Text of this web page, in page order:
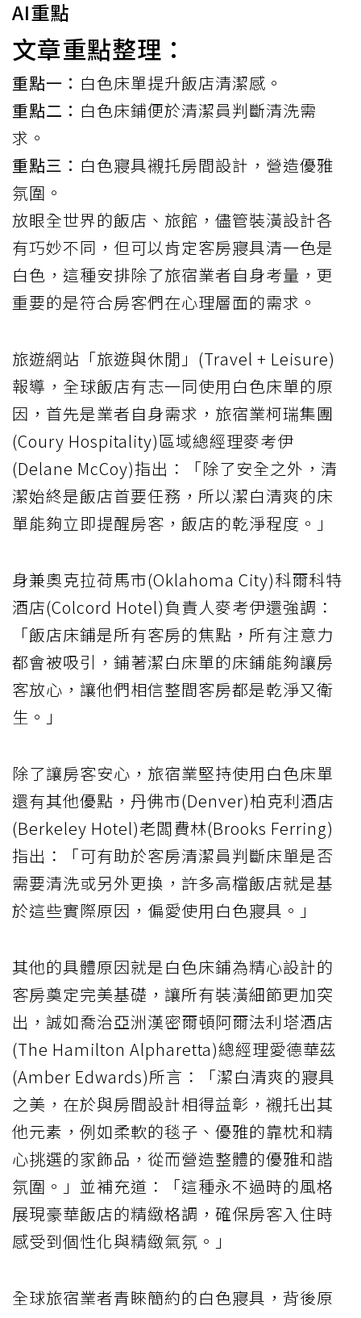
AI重點
文章重點整理：
重點一： 白色床單提升飯店清潔感。
重點二： 白色床鋪便於清潔員判斷清洗需
求。
重點三： 白色寢具襯托房間設計，營造優雅
氛圍。
放眼全世界的飯店 、旅館，儘管裝潢設計各
有巧妙不同，但可以肯定客房寢具清一色是
白色，這種安排除了旅宿業者自身考量，更
重要的是符合房客們在心理層面的需求。
旅遊網站「旅遊與休閒」(Travel + Leisure)
報導，全球飯店有志一同使用白色床單的原
因，首先是業者自身需求，旅宿業柯瑞集團
(Coury Hospitality)區域總經理麥考伊
(Delane McCoy)指出：「除了安全之外，清
潔始終是飯店首要任務，所以潔白清爽的床
單能夠立即提醒房客，飯店的乾淨程度。」
身兼奧克拉荷馬市(Oklahoma City)科爾科特
酒店(Colcord Hotel)負責人麥考伊還強調：
「飯店床鋪是所有客房的焦點，所有注意力
都會被吸引，鋪著潔白床單的床鋪能夠讓房
客放心，讓他們相信整間客房都是乾淨又衛
生。」
除了讓房客安心，旅宿業堅持使用白色床單
還有其他優點，丹佛市(Denver)柏克利酒店
(Berkeley Hotel)老闆費林(Brooks Ferring)
指出：「可有助於客房清潔員判斷床單是否
需要清洗或另外更換，許多高檔飯店就是基
於這些實際原因，偏愛使用白色寢具。」
其他的具體原因就是白色床鋪為精心設計的
客房奠定完美基礎，讓所有裝潢細節更加突
出，誠如喬治亞洲漢密爾頓阿爾法利塔酒店
(The Hamilton Alpharetta)總經理愛德華茲
(Amber Edwards)所言：「潔白清爽的寢具
之美，在於與房間設計相得益彰，襯托出其
他元素，例如柔軟的毯子、優雅的靠枕和精
心挑選的家飾品，從而營造整體的優雅和諧
氛圍。」並補充道：「這種永不過時的風格
展現豪華飯店的精緻格調，確保房客入住時
感受到個性化與精緻氣氛。」
全球旅宿業者青睞簡約的白色寢具，背後原